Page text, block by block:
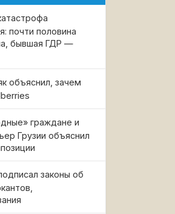
почти половина
бывшая ГДР —
объяснил, зачем
граждане и
Грузии объяснил
законы об